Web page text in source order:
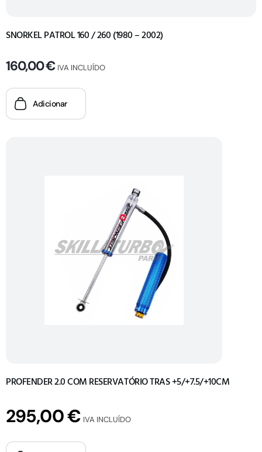
SNORKEL PATROL 160 / 260 (1980 – 2002)
160,00€ IVA INCLUÍDO
Adicionar
PROFENDER 2.0 COM RESERVATÓRIO TRAS +5/+7.5/+10CM
295,00€ IVA INCLUÍDO